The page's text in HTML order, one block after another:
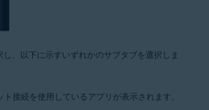
し、以下に示すいずれかのサブタブを選択しま
ト接続を使用しているアプリが表示されます。